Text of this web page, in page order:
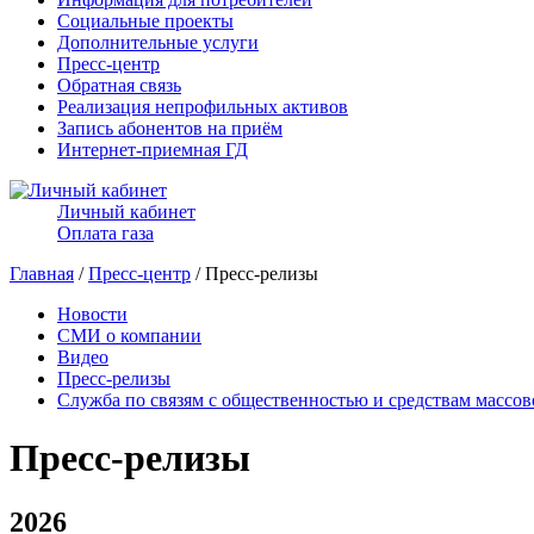
Социальные проекты
Дополнительные услуги
Пресс-центр
Обратная связь
Реализация непрофильных активов
Запись абонентов на приём
Интернет-приемная ГД
Личный кабинет
Оплата газа
Главная /Пресс-центр / Пресс-релизы
Новости
СМИ о компании
Видео
Пресс-релизы
Служба по связям с общественностью и средствам
Пресс-релизы
2026